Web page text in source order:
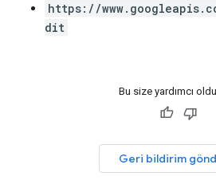
https://
dit
Bu size yardımcı
Geri bildirim